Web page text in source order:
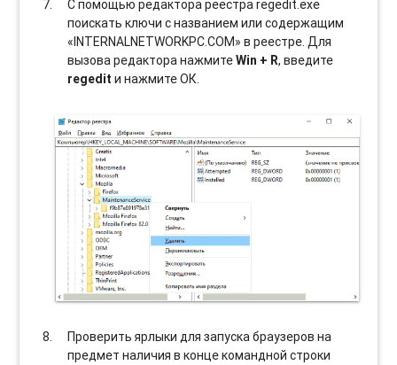
С помощью редактора реестра regedit.exe
поискать ключи с названием или содержащим
«INTERNALNETWORKPC.COM» в реестре. Для
вызова редактора нажмитеWin + R, введите
regedit и нажмите ОК.
Проверить ярлыки для запуска браузеров на
предмет наличия в конце командной строки